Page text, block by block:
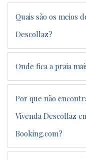
Quais são os meios
Descollaz?
Onde fica a praia
Por que não
Vivenda Descollaz
Booking.com?